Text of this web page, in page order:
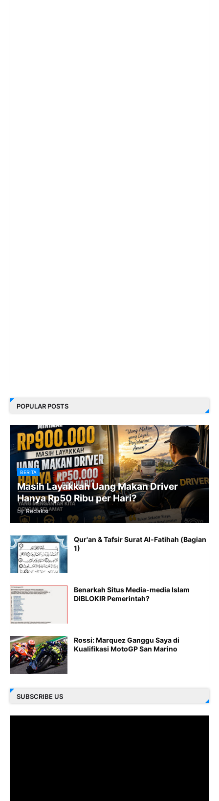
POPULAR POSTS
BERITA
Masih Layakkah Uang Makan Driver
Hanya Rp50 Ribu per Hari?
by Redaksi
Qur'an & Tafsir Surat Al-Fatihah (Bagian
1)
Benarkah Situs Media-media Islam
DIBLOKIR Pemerintah?
Rossi: Marquez Ganggu Saya di
Kualifikasi MotoGP San Marino
SUBSCRIBE US